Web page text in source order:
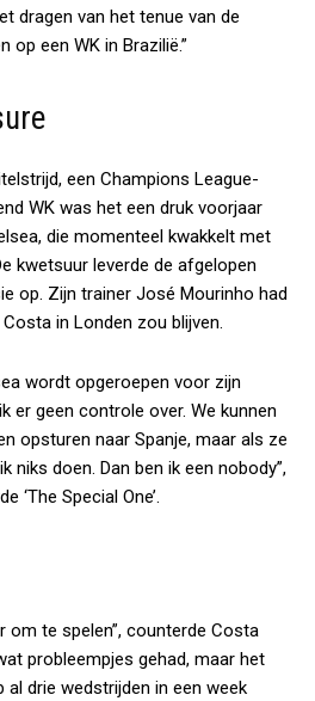
dragen van het tenue van de
op een WK in Brazilië.”
een Champions League-
WK was het een druk voorjaar
die momenteel kwakkelt met
kwetsuur leverde de afgelopen
op. Zijn trainer José Mourinho had
in Londen zou blijven.
wordt opgeroepen voor zijn
er geen controle over. We kunnen
opsturen naar Spanje, maar als ze
niks doen. Dan ben ik een nobody”,
‘The Special One’.
om te spelen”, counterde Costa
probleempjes gehad, maar het
al drie wedstrijden in een week